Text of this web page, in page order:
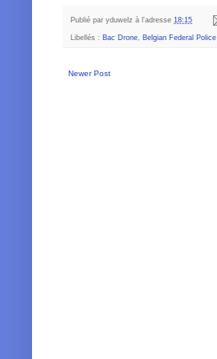
Publié par yduwelz à l'adresse 18:15
Libellés : Bac Drone, Belgian Federal Police
Newer Post